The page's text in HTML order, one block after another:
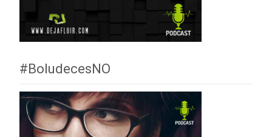
#BoludecesNO